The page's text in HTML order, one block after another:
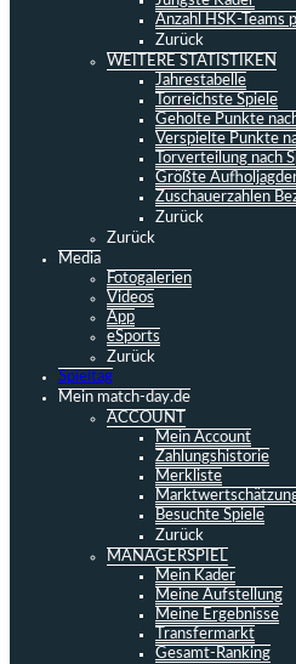
Anzahl HSK-Teams
Zurück
WEITERE STATISTIKEN
Jahrestabelle
Torreichste Spiele
Geholte Punkte
Verspielte Punkte
Torverteilung nach
Größte
Zuschauerzahlen
Zurück
Zurück
Media
Fotogalerien
Videos
App
eSports
Zurück
Spieltag
Mein match-day.de
ACCOUNT
Mein Account
Zahlungshistorie
Merkliste
Besuchte Spiele
Zurück
MANAGERSPIEL
Mein Kader
Meine Aufstellung
Meine Ergebnisse
Transfermarkt
Gesamt-Ranking